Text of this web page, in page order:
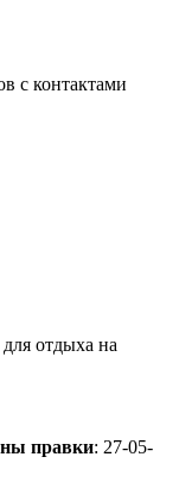
с контактами
отдыха на
правки: 27-05-